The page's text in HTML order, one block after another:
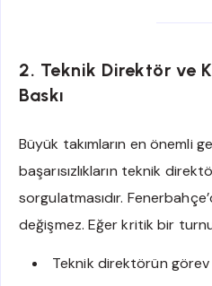
2. Teknik Direktör ve
Baskı
Büyük takımların en önemli
başarısızlıkların teknik
sorgulatmasıdır.
değişmez. Eğer kritik bir
Teknik direktörün görev